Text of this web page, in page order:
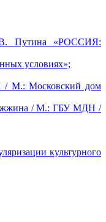
В.В. Путина «РОССИЯ:
условиях»;
/ М.: Московский дом
/ М.: ГБУ МДН /
культурного